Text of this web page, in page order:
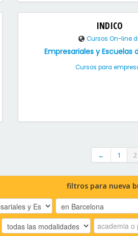
INDICO
Cursos On-line
Empresariales y Escuelas
Cursos para
← 1 2
filtros para nueva